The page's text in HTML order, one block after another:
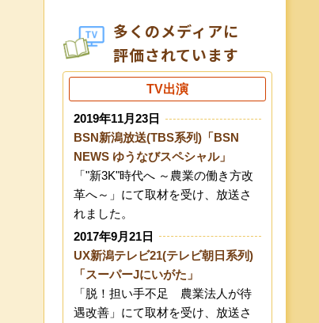
多くのメディアに
評価されています
TV出演
2019年11月23日
BSN新潟放送(TBS系列)「BSN
NEWS ゆうなびスペシャル」
「"新3K"時代へ ～農業の働き方改
革へ～」にて取材を受け、放送さ
れました。
2017年9月21日
UX新潟テレビ21(テレビ朝日系列)
「スーパーJにいがた」
「脱！担い手不足 農業法人が待
遇改善」にて取材を受け、放送さ